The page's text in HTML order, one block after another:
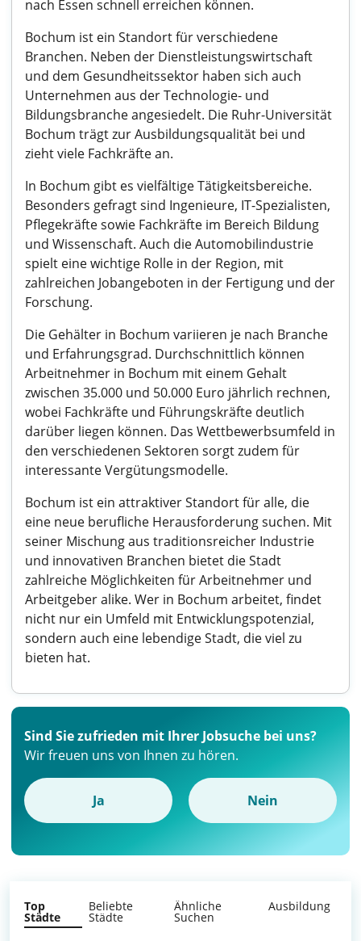
nach Essen schnell erreichen können.
Bochum ist ein Standort für verschiedene
Branchen. Neben der Dienstleistungswirtschaft
und dem Gesundheitssektor haben sich auch
Unternehmen aus der Technologie- und
Bildungsbranche angesiedelt. Die Ruhr-Universität
Bochum trägt zur Ausbildungsqualität bei und
zieht viele Fachkräfte an.
In Bochum gibt es vielfältige Tätigkeitsbereiche.
Besonders gefragt sind Ingenieure, IT-Spezialisten,
Pflegekräfte sowie Fachkräfte im Bereich Bildung
und Wissenschaft. Auch die Automobilindustrie
spielt eine wichtige Rolle in der Region, mit
zahlreichen Jobangeboten in der Fertigung und der
Forschung.
Die Gehälter in Bochum variieren je nach Branche
und Erfahrungsgrad. Durchschnittlich können
Arbeitnehmer in Bochum mit einem Gehalt
zwischen 35.000 und 50.000 Euro jährlich rechnen,
wobei Fachkräfte und Führungskräfte deutlich
darüber liegen können. Das Wettbewerbsumfeld in
den verschiedenen Sektoren sorgt zudem für
interessante Vergütungsmodelle.
Bochum ist ein attraktiver Standort für alle, die
eine neue berufliche Herausforderung suchen. Mit
seiner Mischung aus traditionsreicher Industrie
und innovativen Branchen bietet die Stadt
zahlreiche Möglichkeiten für Arbeitnehmer und
Arbeitgeber alike. Wer in Bochum arbeitet, findet
nicht nur ein Umfeld mit Entwicklungspotenzial,
sondern auch eine lebendige Stadt, die viel zu
bieten hat.
Sind Sie zufrieden mit Ihrer Jobsuche bei uns?
Wir freuen uns von Ihnen zu hören.
Ja Nein
Top
Städte
Beliebte
Städte
Ähnliche
Suchen
Ausbildung